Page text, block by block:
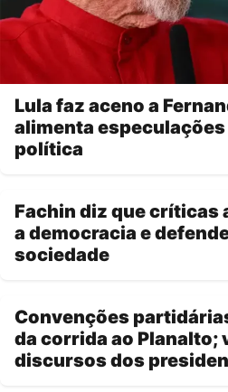
Lula faz aceno a
alimenta
política
Fachin diz que críticas
a democracia e
sociedade
Convenções
da corrida ao Planalto;
discursos dos